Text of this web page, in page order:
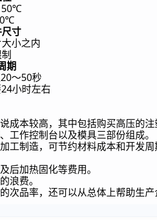
寸
小之内
期
20～50秒
24小时左右
成本较高，其中包括购买高压的
工作控制台以及模具三部份组成。
工制造，可节约材料成本和开发周
后加热固化等费用。
浪费。
次品率，还可以从总体上帮助生产